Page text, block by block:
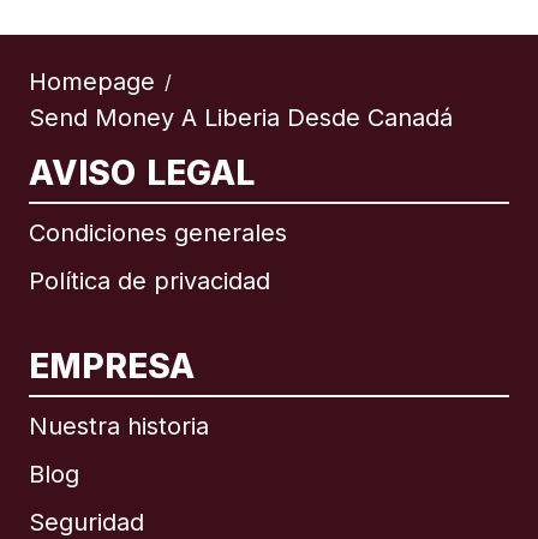
Homepage /
Send Money A Liberia Desde Canadá
AVISO LEGAL
Condiciones generales
Política de privacidad
EMPRESA
Nuestra historia
Blog
Seguridad